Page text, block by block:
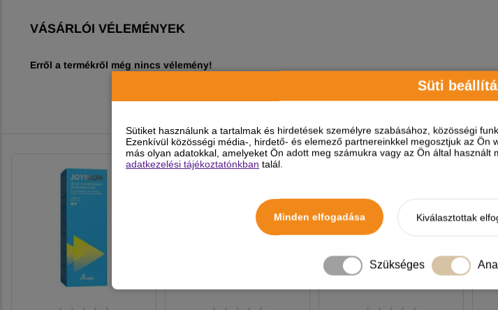
Süti
Sütiket használunk a tartalmak és hirdetések személyre szabásához, közösségi
Ezenkívül közösségi média-, hirdető- és elemező partnereinkkel megosztjuk az
más olyan adatokkal, amelyeket Ön adott meg számukra vagy az Ön által
adatkezelési tájékoztatónkban talál.
Minden elfogadása Kiválasztottak
Szükséges
VÁSÁRLÓI VÉLEMÉNYEK
Erről a termékről még nincs vélemény!
A
HELYETTESÍTŐ